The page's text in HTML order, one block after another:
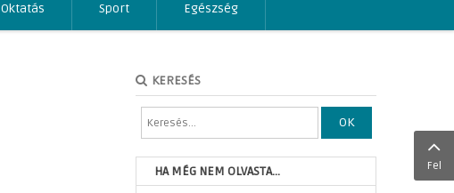
Oktatás Sport Egészség
KERESÉS
OK
HA MÉG NEM OLVASTA... Fel